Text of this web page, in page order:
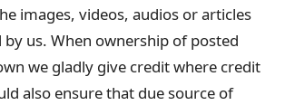
images, videos, audios or articles
us. When ownership of posted
we gladly give credit where credit
also ensure that due source of